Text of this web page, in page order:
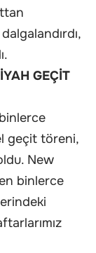
GEÇİT
geçit töreni,
New
binlerce